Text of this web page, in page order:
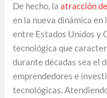
De hecho, laatracción
en la nueva dinámica
entre Estados Unidos y
tecnológica que
durante décadas sea el
emprendedores e
tecnológicas.